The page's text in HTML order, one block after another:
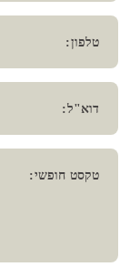
טלפון:
דוא"ל:
טקסט חופשי: